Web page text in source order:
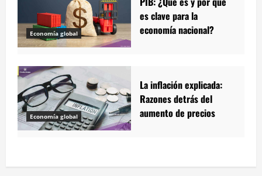
Economía global
es clave para la
economía nacional?
Economía global
La inflación explicada:
Razones detrás del
aumento de precios